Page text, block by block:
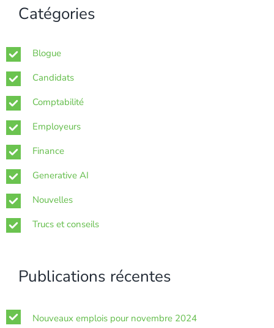
Catégories
Blogue
Candidats
Comptabilité
Employeurs
Finance
Generative AI
Nouvelles
Trucs et conseils
Publications récentes
Nouveaux emplois pour novembre 2024